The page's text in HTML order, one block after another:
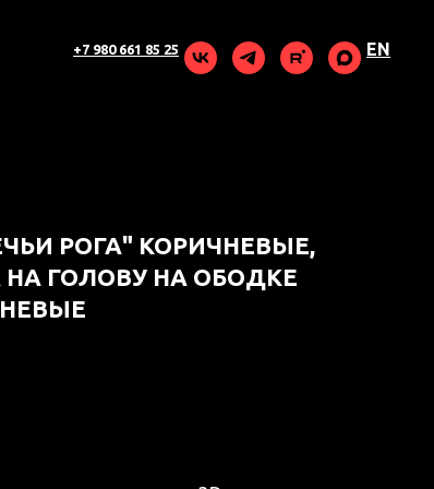
+7 980 661 85 25 EN
РОГА" КОРИЧНЕВЫЕ,
ГОЛОВУ НА ОБОДКЕ